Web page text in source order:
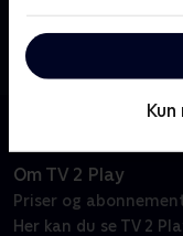
disciplinen, der
vinter-OL i Milano
Om TV 2 Play
Priser og
Her kan du se TV 2